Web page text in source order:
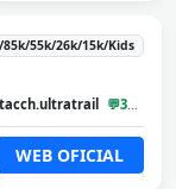
85k/55k/26k/15k/Kids
💬3546560222
WEB OFICIAL